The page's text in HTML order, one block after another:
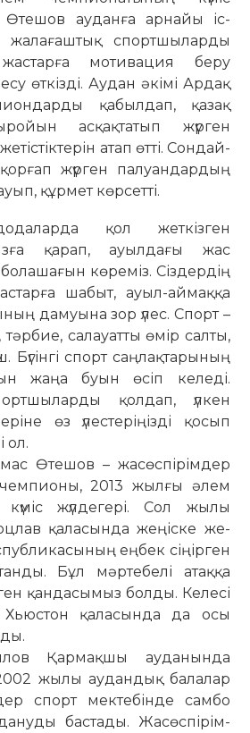
Өтешов ауданға арнайы іс-
жалағаштық спортшыларды
мотивация беру
өткізді. Аудан әкімі Ардақ
қабылдап, қазақ
асқақтатып жүрген
атап өтті. Сондай-
жүрген палуандардың
құрмет көрсетті.
қол жеткізген
қарап, ауылдағы жас
кө­реміз. Сіздердің
шабыт, ауыл-аймаққа
дамуына зор үлес. Спорт –
са­ла­уатты өмір салты,
Бүгінгі спорт саңлақтарының
жаңа буын өсіп ке­леді.
қол­дап, үлкен
өз үлес­теріңізді қосып
ол.
Өтешов – жас­өс­­пірімдер
2013 жылғы әлем
жүлдегері. Сол жылы
қала­сын­да же­ңіске же­
ең­бек сіңірген
Бұл мәртебелі атаққа
қандасымыз болды. Келесі
қаласында да осы
Қармақшы ау­данында
жы­лы аудандық балалар
спорт мектебінде самбо
бастады. Жасөс­пі­рім­